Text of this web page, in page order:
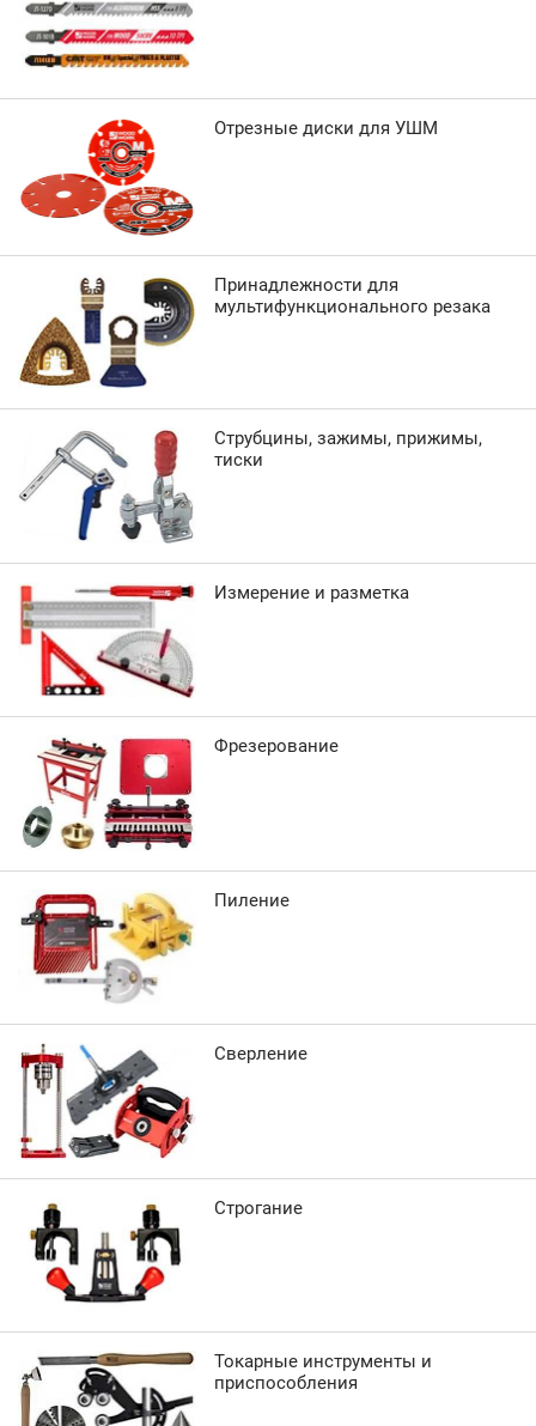
Отрезные диски для УШМ
Принадлежности для
мультифункционального резака
Струбцины, зажимы, прижимы,
тиски
Измерение и разметка
Фрезерование
Пиление
Сверление
Строгание
Токарные инструменты и
приспособления